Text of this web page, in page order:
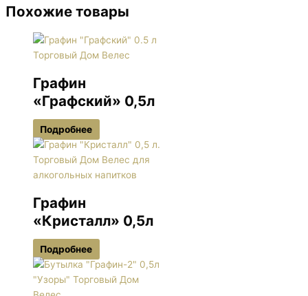
Похожие товары
Графин
«Графский» 0,5л
Подробнее
Графин
«Кристалл» 0,5л
Подробнее